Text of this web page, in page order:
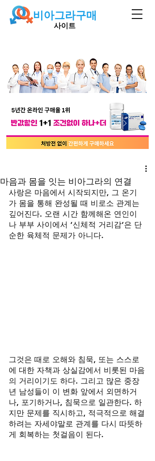
비아그라구매
사이트
마음과 몸을 잇는 비아그라의 연결
사랑은 마음에서 시작되지만, 그 온기
가 몸을 통해 완성될 때 비로소 관계는
깊어진다. 오랜 시간 함께해온 연인이
나 부부 사이에서 ‘신체적 거리감’은 단
순한 육체적 문제가 아니다.
그것은 때로 오해와 침묵, 또는 스스로
에 대한 자책과 상실감에서 비롯된 마음
의 거리이기도 하다. 그리고 많은 중장
년 남성들이 이 변화 앞에서 외면하거
나, 포기하거나, 침묵으로 일관한다. 하
지만 문제를 직시하고, 적극적으로 해결
하려는 자세야말로 관계를 다시 따뜻하
게 회복하는 첫걸음이 된다.